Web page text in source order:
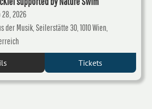
28, 2026
der Musik, Seilerstätte 30, 1010 Wien,
Tickets